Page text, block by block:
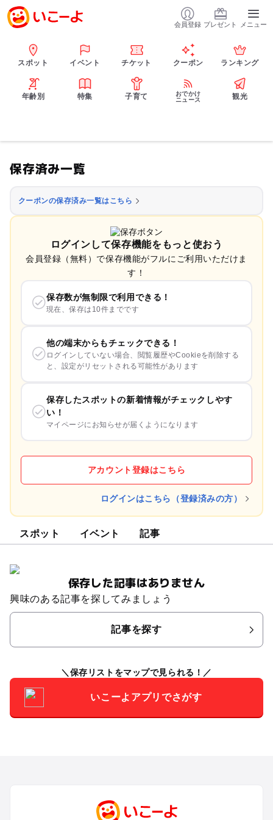
会員登録 プレゼント メニュー
スポット イベント チケット クーポン ランキング
年齢別 特集 子育て
おでかけ
ニュース
観光
保存済み一覧
クーポンの保存済み一覧はこちら
ログインして保存機能をもっと使おう
会員登録（無料）で保存機能がフルにご利用いただけま
す！
保存数が無制限で利用できる！
現在、保存は10件までです
他の端末からもチェックできる！
ログインしていない場合、閲覧履歴やCookieを削除する
と、設定がリセットされる可能性があります
保存したスポットの新着情報がチェックしやす
い！
マイページにお知らせが届くようになります
アカウント登録はこちら
ログインはこちら（登録済みの方）
スポット イベント 記事
保存した記事はありません
興味のある記事を探してみましょう
記事を探す
保存リストをマップで見られる！
いこーよアプリでさがす